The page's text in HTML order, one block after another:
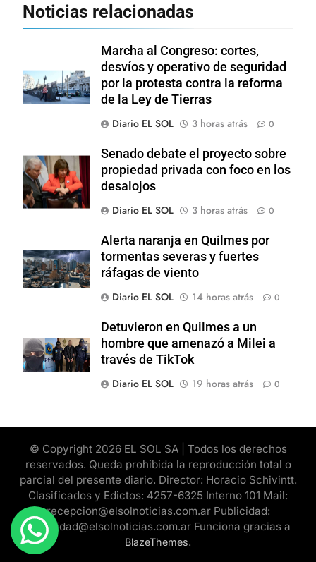
Noticias relacionadas
Marcha al Congreso: cortes,
desvíos y operativo de seguridad
por la protesta contra la reforma
de la Ley de Tierras
Diario EL SOL
3 horas atrás 0
Senado debate el proyecto sobre
propiedad privada con foco en los
desalojos
Diario EL SOL
3 horas atrás 0
Alerta naranja en Quilmes por
tormentas severas y fuertes
ráfagas de viento
Diario EL SOL
14 horas atrás 0
Detuvieron en Quilmes a un
hombre que amenazó a Milei a
través de TikTok
Diario EL SOL
19 horas atrás 0
© Copyright 2026 EL SOL SA | Todos los derechos
reservados. Queda prohibida la reproducción total o
parcial del presente diario. Director: Horacio Schivintt.
Clasificados y Edictos: 4257-6325 Interno 101 Mail:
recepcion@elsolnoticias.com.ar Publicidad:
publicidad@elsolnoticias.com.ar Funciona gracias a
BlazeThemes.